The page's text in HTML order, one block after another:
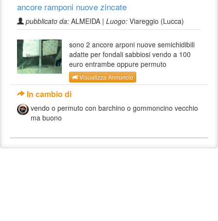
ancore ramponi nuove zincate
pubblicato da: ALMEIDA | Luogo: Viareggio (Lucca)
sono 2 ancore arponi nuove semichidibili
adatte per fondali sabbiosi vendo a 100
euro entrambe oppure permuto
Visualizza Annuncio
In cambio di
vendo o permuto con barchino o gommoncino vecchio
ma buono